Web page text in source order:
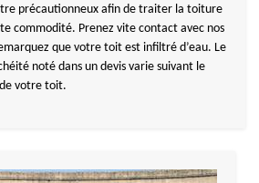
précautionneux afin de traiter la toiture
commodité. Prenez vite contact avec nos
que votre toit est infiltré d’eau. Le
noté dans un devis varie suivant le
votre toit.